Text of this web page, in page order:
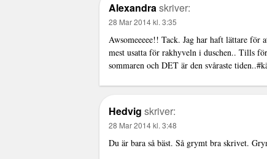
Alexandraskriver:
28 Mar 2014 kl. 3:35
Awsomeeeee!! Tack. Jag har haft lättare för
mest usatta för rakhyveln i duschen.. Tills
sommaren och DET är den svåraste
Hedvig skriver:
28 Mar 2014 kl. 3:48
Du är bara så bäst. Så grymt bra skrivet.